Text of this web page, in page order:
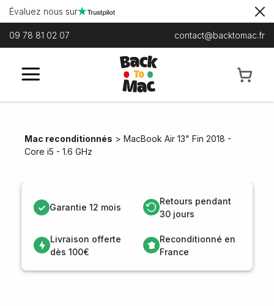
Évaluez nous sur
09 78 81 02 07 contact@backtomac.fr
Mac reconditionnés > MacBook Air 13" Fin 2018 -
Core i5 - 1.6 GHz
Garantie 12 mois
Retours pendant
30 jours
Livraison offerte
dès 100€
Reconditionné en
France